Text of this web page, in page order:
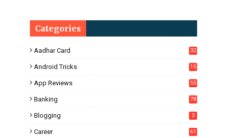
Categories
Aadhar Card 32
Android Tricks
15
App Reviews 55
Banking 78
Blogging 3
Career 61